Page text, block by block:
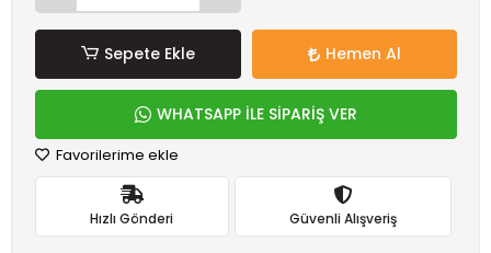
Sepete Ekle Hemen Al
WHATSAPP İLE SİPARİŞ VER
Favorilerime ekle
Hızlı Gönderi Güvenli Alışveriş